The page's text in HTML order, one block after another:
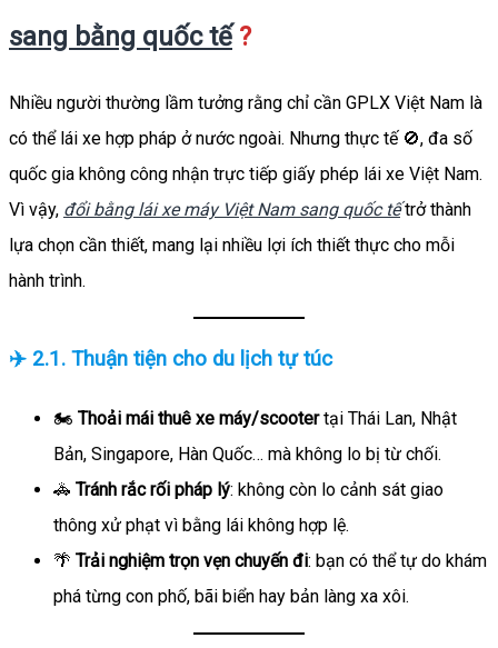
sang bằng quốc tế?
Nhiều người thường lầm tưởng rằng chỉ cần GPLX Việt Nam là
có thể lái xe hợp pháp ở nước ngoài. Nhưng thực tế 🚫, đa số
quốc gia không công nhận trực tiếp giấy phép lái xe Việt Nam.
Vì vậy, đổi bằng lái xe máy Việt Nam sang quốc tếtrở thành
lựa chọn cần thiết, mang lại nhiều lợi ích thiết thực cho mỗi
hành trình.
✈️ 2.1. Thuận tiện cho du lịch tự túc
🏍️ Thoải mái thuê xe máy/scootertại Thái Lan, Nhật
Bản, Singapore, Hàn Quốc… mà không lo bị từ chối.
🚓 Tránh rắc rối pháp lý: không còn lo cảnh sát giao
thông xử phạt vì bằng lái không hợp lệ.
🌴 Trải nghiệm trọn vẹn chuyến đi: bạn có thể tự do khám
phá từng con phố, bãi biển hay bản làng xa xôi.